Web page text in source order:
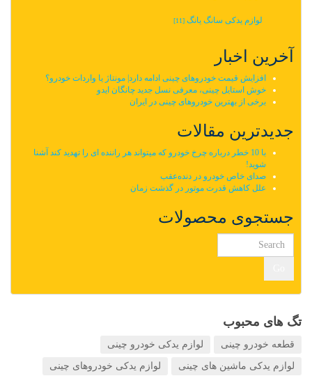
لوازم یدکی سانگ یانگ [11]
آخرین اخبار
افزایش قیمت خودروهای چینی ادامه دارد| مونتاژ یا واردات خودرو؟
خوش استایل چینی، معرفی نسل جدید چانگان ایدو
برخی از بهترین خودروهای چینی در ایران
جدیدترین مقالات
با 10 خطر درباره چرخ خودرو که میتواند هر راننده ای را تهدید کند آشنا
شوید!
صدای خاص خودرو در دنده‌عقب
علل کاهش قدرت موتور در گذشت زمان
جستجوی محصولات
تگ های محبوب
قطعه خودرو چینی لوازم یدکی خودرو چینی
لوازم یدکی ماشین های چینی لوازم یدکی خودروهای چینی